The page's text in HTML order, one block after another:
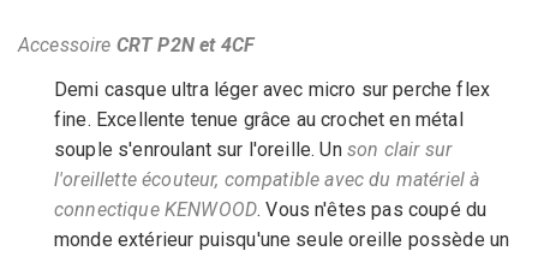
Accessoire CRT P2N et 4CF
Demi casque ultra léger avec micro sur perche flex
fine. Excellente tenue grâce au crochet en métal
souple s'enroulant sur l'oreille. Unson clair sur
l'oreillette écouteur, compatible avec du matériel à
connectique KENWOOD. Vous n'êtes pas coupé du
monde extérieur puisqu'une seule oreille possède un